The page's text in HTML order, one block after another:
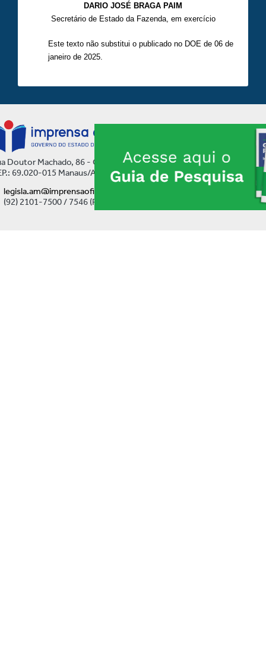
DARIO JOSÉ BRAGA PAIM
Secretário de Estado da Fazenda, em exercício
Este texto não substitui o publicado no DOE de 06 de
janeiro de 2025.
Doutor Machado, 86 - Centro
69.020-015 Manaus/AM
legisla.am@imprensaoficial.am.gov.br
(92) 2101-7500 / 7546 (Ramal)